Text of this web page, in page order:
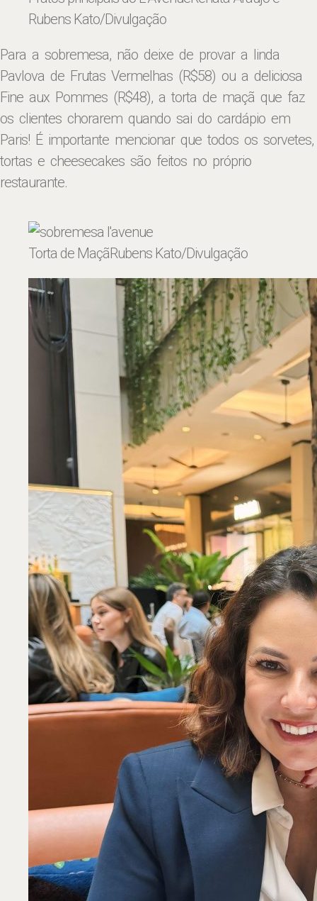
Rubens Kato/Divulgação
Para a sobremesa, não deixe de provar a linda
Pavlova de Frutas Vermelhas (R$58) ou a deliciosa
Fine aux Pommes (R$48), a torta de maçã que faz
os clientes chorarem quando sai do cardápio em
Paris! É importante mencionar que todos os sorvetes,
tortas e cheesecakes são feitos no próprio
restaurante.
Torta de MaçãRubens Kato/Divulgação